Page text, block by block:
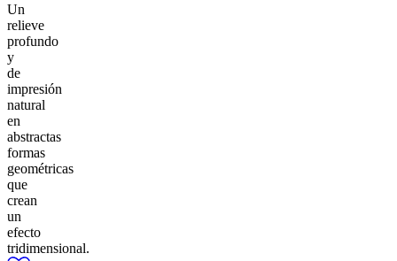
Un
relieve
profundo
y
de
impresión
natural
en
abstractas
formas
geométricas
que
crean
un
efecto
tridimensional.